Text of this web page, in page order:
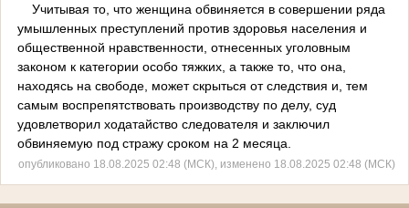
Учитывая то, что женщина обвиняется в совершении ряда
умышленных преступлений против здоровья населения и
общественной нравственности, отнесенных уголовным
законом к категории особо тяжких, а также то, что она,
находясь на свободе, может скрыться от следствия и, тем
самым воспрепятствовать производству по делу, суд
удовлетворил ходатайство следователя и заключил
обвиняемую под стражу сроком на 2 месяца.
опубликовано 18.08.2025 02:48 (МСК), изменено 18.08.2025 02:48 (МСК)